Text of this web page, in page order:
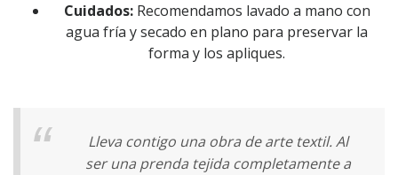
Cuidados:Recomendamos lavado a mano con
agua fría y secado en plano para preservar la
forma y los apliques.
Lleva contigo una obra de arte textil. Al
ser una prenda tejida completamente a